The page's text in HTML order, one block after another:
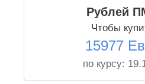
Рублей
Чтобы
15977
по курсу: